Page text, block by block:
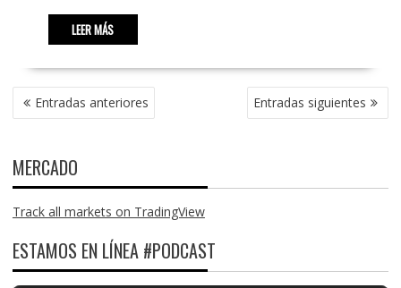
LEER MÁS
NAVEGACIÓN
DE Entradas anteriores Entradas siguientes
MERCADO
Track all markets on TradingView
ESTAMOS EN LÍNEA #PODCAST